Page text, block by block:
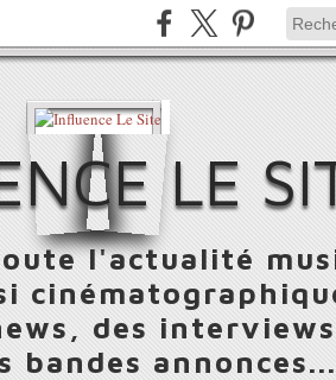
LE
l'actualité
des
bandes annonces...